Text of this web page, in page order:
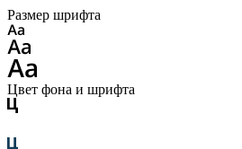
Размер шрифта
Цвет фона и шрифта